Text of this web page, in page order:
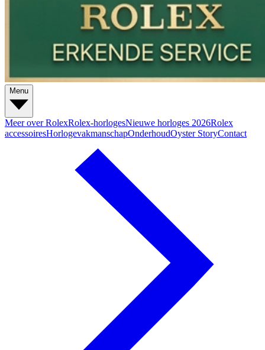
Menu
Meer over RolexRolex-horlogesNieuwe horloges 2026Rolex
accessoiresHorlogevakmanschapOnderhoudOyster StoryContact